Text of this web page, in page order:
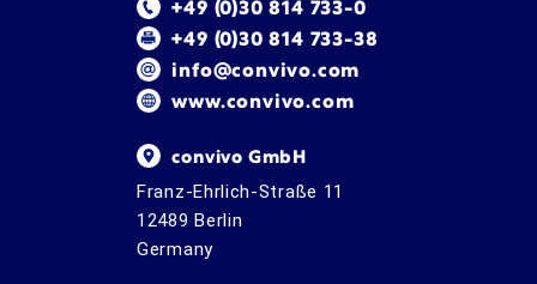
+49 (0)30 814 733-0
+49 (0)30 814 733-38
info@convivo.com
www.convivo.com
convivo GmbH
Franz-Ehrlich-Straße 11
12489 Berlin
Germany